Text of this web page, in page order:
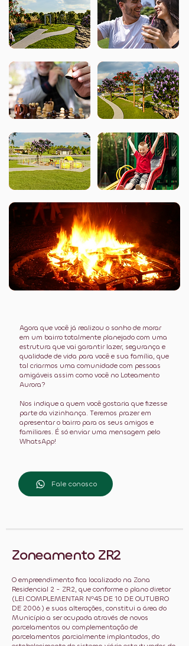
Agora que você já realizou o sonho de morar
em um bairro totalmente planejado com uma
estrutura que vai garantir lazer, segurança e
qualidade de vida para você e sua família, que
tal criarmos uma comunidade com pessoas
amigáveis assim como você no Loteamento
Aurora?
Nos indique a quem você gostaria que fizesse
parte da vizinhança. Teremos prazer em
apresentar o bairro para os seus amigos e
familiares. É só enviar uma mensagem pelo
WhatsApp!
Fale conosco
Zoneamento ZR2
O empreendimento fica localizado na Zona
Residencial 2 - ZR2, que conforme o plano diretor
(LEI COMPLEMENTAR Nº45 DE 10 DE OUTUBRO
DE 2006 ) e suas alterações, constitui a área do
Município a ser ocupada através de novos
parcelamentos ou complementação de
parcelamentos parcialmente implantados, do